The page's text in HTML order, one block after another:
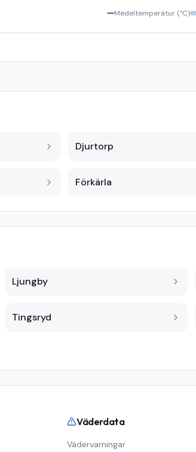
Medeltemperatur (°C)
Djurtorp
Förkärla
Ljungby
Tingsryd
Väderdata
Vädervarningar